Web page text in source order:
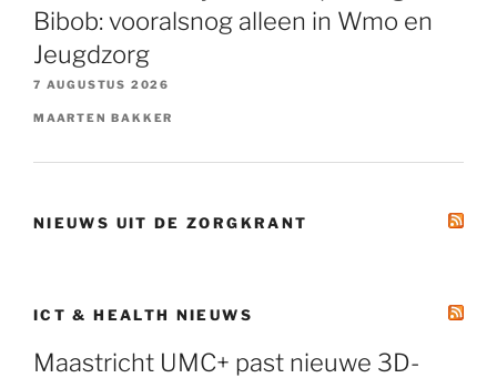
Bibob: vooralsnog alleen in Wmo en
Jeugdzorg
7 AUGUSTUS 2026
MAARTEN BAKKER
NIEUWS UIT DE ZORGKRANT
ICT & HEALTH NIEUWS
Maastricht UMC+ past nieuwe 3D-